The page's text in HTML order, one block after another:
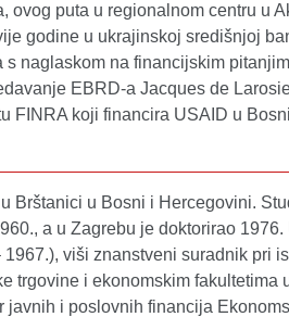
puta u regionalnom centru u
godine u ukrajinskoj središnjoj
naglaskom na financijskim
EBRD-a Jacques de
FINRA koji financira USAID u
Brštanici u Bosni i Hercegovini.
a u Zagrebu je doktorirao
viši znanstveni suradnik pri
trgovine i ekonomskim fakultetima
javnih i poslovnih financija